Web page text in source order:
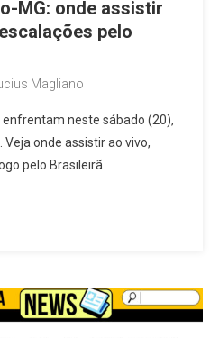
MG: onde assistir
pelo
Magliano
neste sábado (20),
onde assistir ao vivo,
pelo Brasileirã